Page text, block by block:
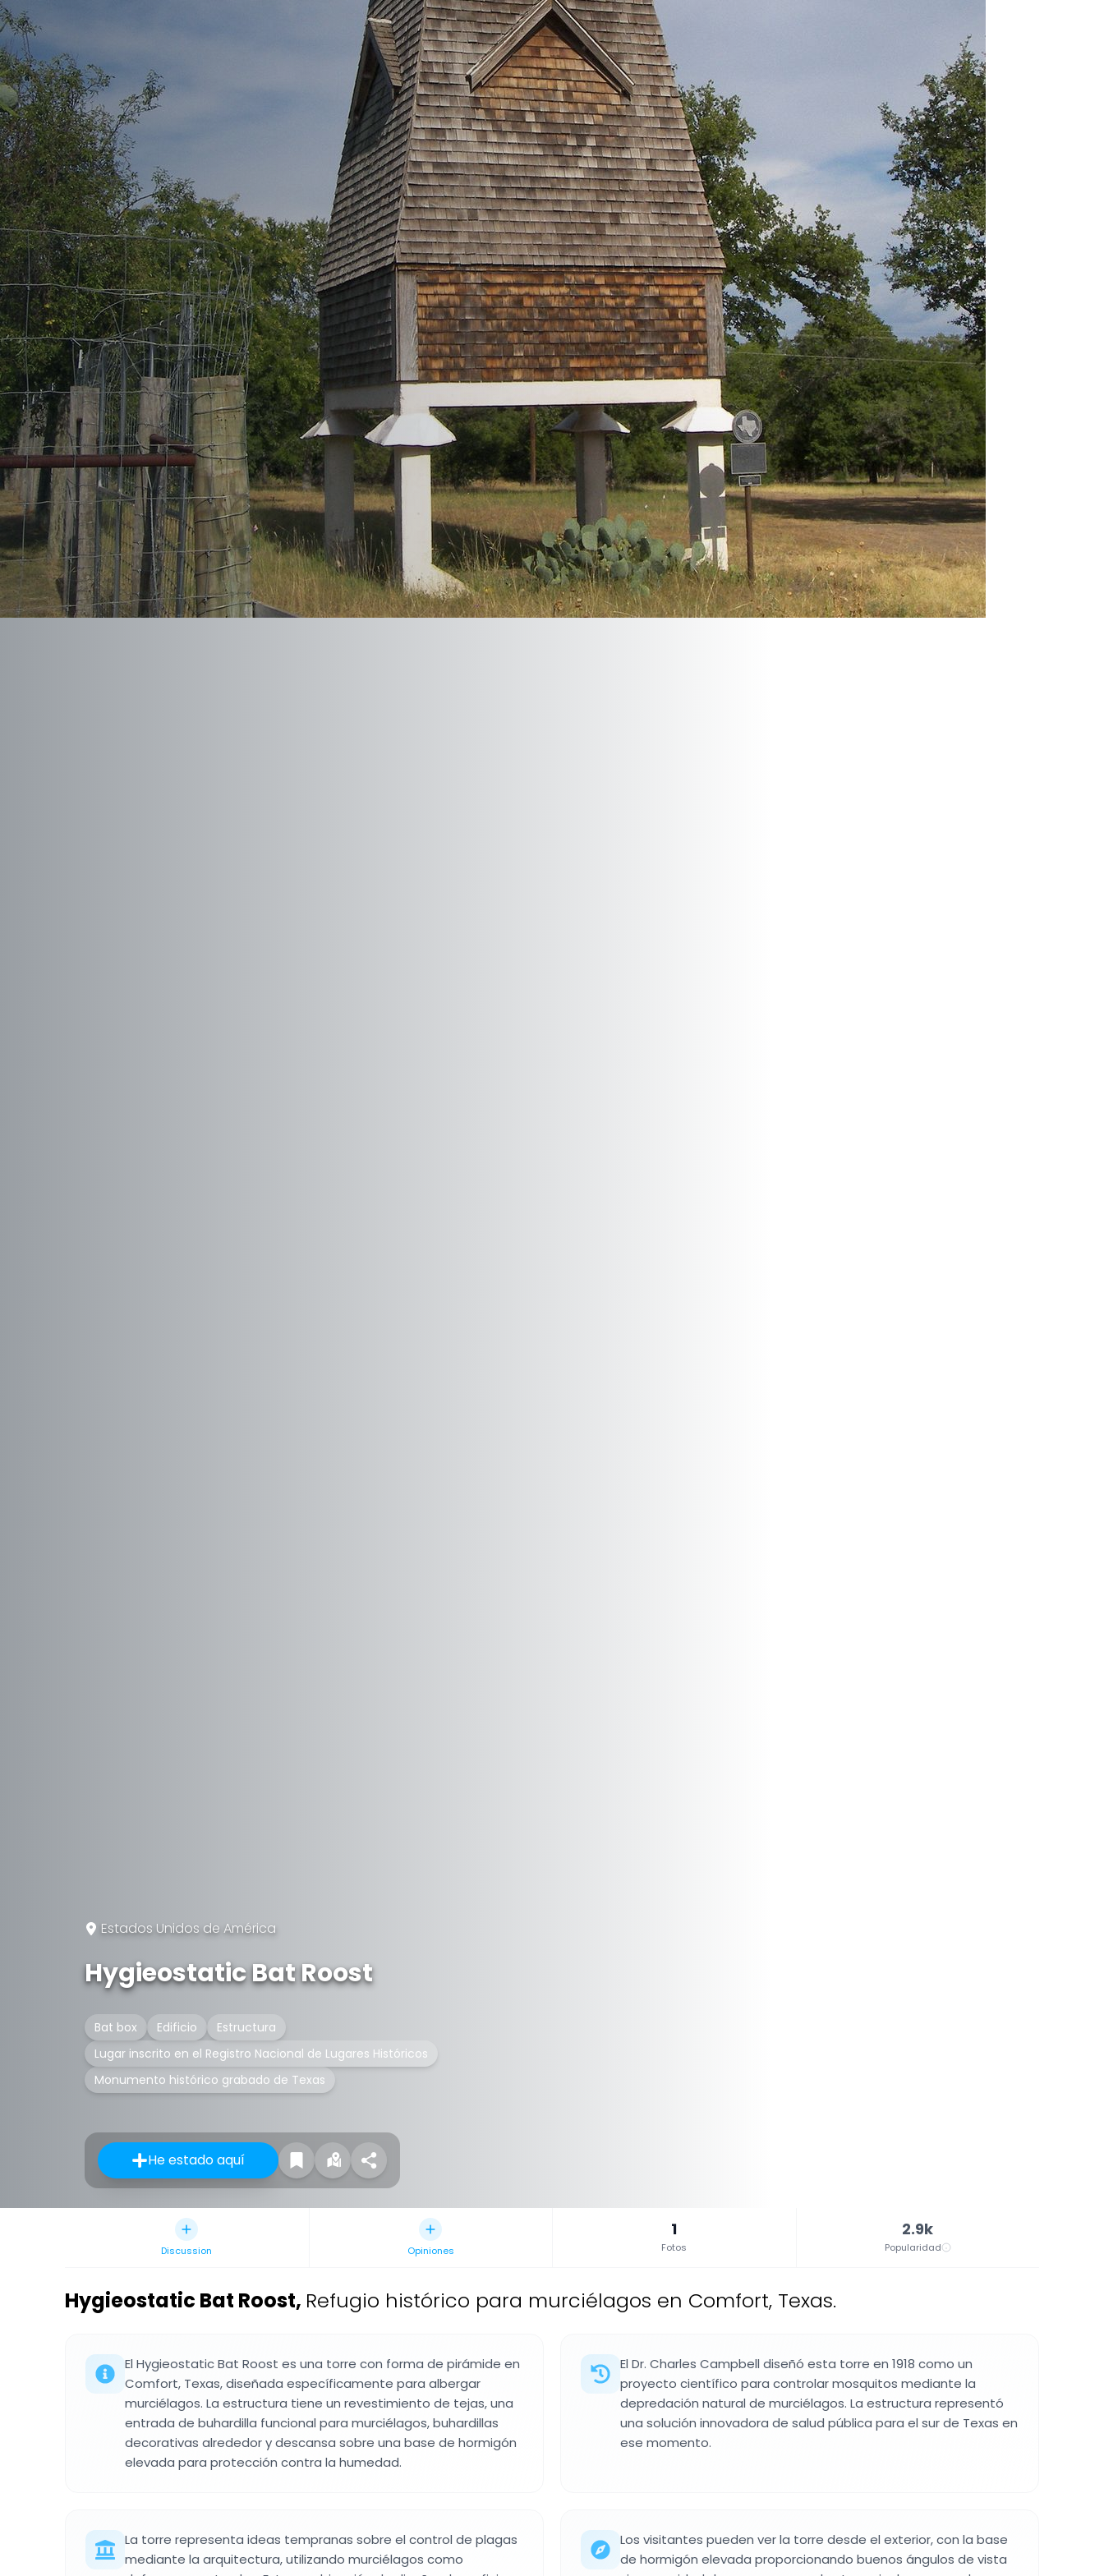
Estados Unidos de América
Hygieostatic Bat Roost
Bat box Edificio
Estructura
Lugar inscrito en el Registro Nacional de Lugares Históricos
Monumento histórico grabado de Texas
He estado aquí
Discussion Opiniones
1
Fotos
2.9k
Popularidad
Hygieostatic Bat Roost, Refugio histórico para murciélagos en Comfort, Texas.
El Hygieostatic Bat Roost es una torre con forma de pirámide en
Comfort, Texas, diseñada específicamente para albergar
murciélagos. La estructura tiene un revestimiento de tejas, una
entrada de buhardilla funcional para murciélagos, buhardillas
decorativas alrededor y descansa sobre una base de hormigón
elevada para protección contra la humedad.
El Dr. Charles Campbell diseñó esta torre en 1918 como un
proyecto científico para controlar mosquitos mediante la
depredación natural de murciélagos. La estructura representó
una solución innovadora de salud pública para el sur de Texas en
ese momento.
La torre representa ideas tempranas sobre el control de plagas
mediante la arquitectura, utilizando murciélagos como
Los visitantes pueden ver la torre desde el exterior, con la base
de hormigón elevada proporcionando buenos ángulos de vista